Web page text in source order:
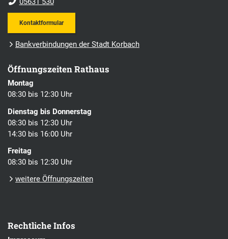
Kontaktformular
Bankverbindungen der Stadt Korbach
Öffnungszeiten Rathaus
Montag
08:30 bis 12:30 Uhr
Dienstag bis Donnerstag
08:30 bis 12:30 Uhr
14:30 bis 16:00 Uhr
Freitag
08:30 bis 12:30 Uhr
weitere Öffnungszeiten
Rechtliche Infos